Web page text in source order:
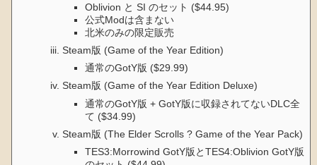
Oblivion と SI のセット ($44.95)
公式Modは含まない
北米のみの限定販売
Steam版 (Game of the Year Edition)
通常のGotY版 ($29.99)
Steam版 (Game of the Year Edition Deluxe)
通常のGotY版 + GotY版に収録されてないDLC全
て ($34.99)
Steam版 (The Elder Scrolls ? Game of the Year Pack)
TES3:Morrowind GotY版とTES4:Oblivion GotY版